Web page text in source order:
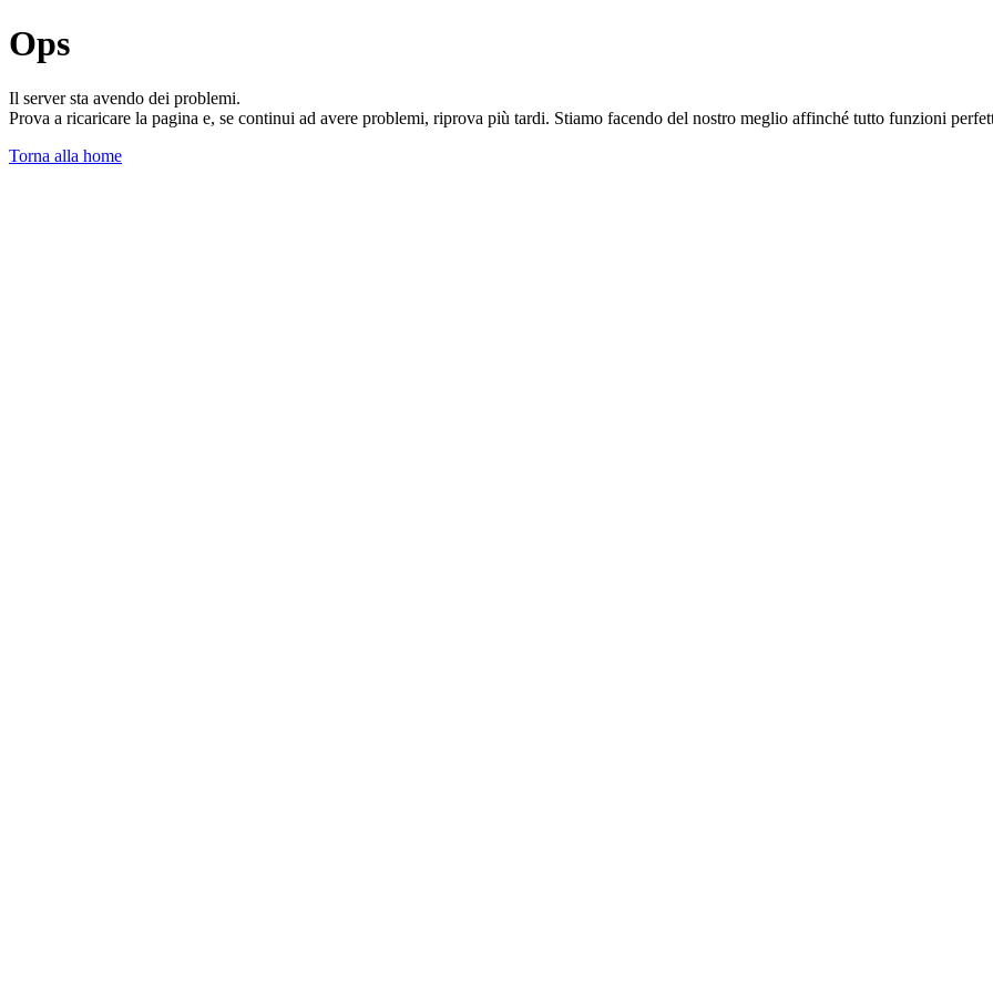
Ops
Il server sta avendo dei problemi.
Prova a ricaricare la pagina e, se continui ad avere problemi, riprova più tardi. Stiamo facendo del nostro meglio affinché tutto funzioni
Torna alla home